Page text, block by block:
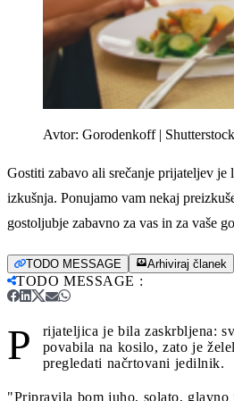
Avtor: Gorodenkoff | Shutterstock
Gostiti zabavo ali srečanje prijateljev je
izkušnja. Ponujamo vam nekaj
gostoljubje zabavno za vas in za vaše
TODO MESSAGE Arhiviraj članek
TODO MESSAGE :
P
rijateljica je bila zaskrbljena:
povabila na kosilo, zato je
pregledati načrtovani jedilnik.
"Pripravila bom juho, solato,